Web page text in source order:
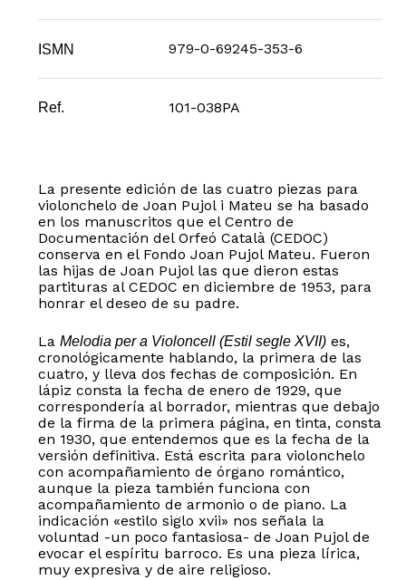
ISMN 979-0-69245-353-6
Ref. 101-038PA
La presente edición de las cuatro piezas para
violonchelo de Joan Pujol i Mateu se ha basado
en los manuscritos que el Centro de
Documentación del Orfeó Català (CEDOC)
conserva en el Fondo Joan Pujol Mateu. Fueron
las hijas de Joan Pujol las que dieron estas
partituras al CEDOC en diciembre de 1953, para
honrar el deseo de su padre.
La Melodia per a Violoncell (Estil segle XVII)es,
cronológicamente hablando, la primera de las
cuatro, y lleva dos fechas de composición. En
lápiz consta la fecha de enero de 1929, que
correspondería al borrador, mientras que debajo
de la firma de la primera página, en tinta, consta
en 1930, que entendemos que es la fecha de la
versión definitiva. Está escrita para violonchelo
con acompañamiento de órgano romántico,
aunque la pieza también funciona con
acompañamiento de armonio o de piano. La
indicación «estilo siglo xvii» nos señala la
voluntad -un poco fantasiosa- de Joan Pujol de
evocar el espíritu barroco. Es una pieza lírica,
muy expresiva y de aire religioso.